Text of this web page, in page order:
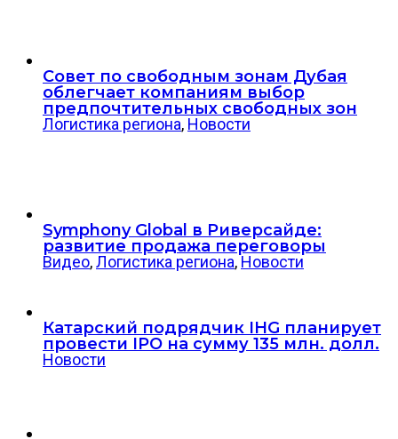
Совет по свободным зонам Дубая
облегчает компаниям выбор
предпочтительных свободных зон
Логистика региона, Новости
Symphony Global в Риверсайде:
развитие продажа переговоры
Видео,Логистика региона, Новости
Катарский подрядчик IHG планирует
провести IPO на сумму 135 млн. долл.
Новости